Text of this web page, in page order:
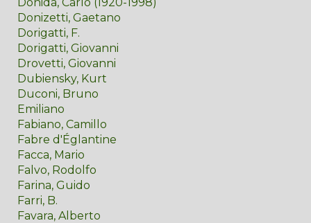
Donizetti, Gaetano
Dorigatti, F.
Dorigatti, Giovanni
Drovetti, Giovanni
Dubiensky, Kurt
Duconi, Bruno
Emiliano
Fabiano, Camillo
Fabre d'Églantine
Facca, Mario
Falvo, Rodolfo
Farina, Guido
Farri, B.
Favara, Alberto